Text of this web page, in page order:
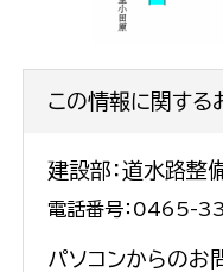
この情報に関する
建設部：道水路整
電話番号：0465-
パソコンからのお